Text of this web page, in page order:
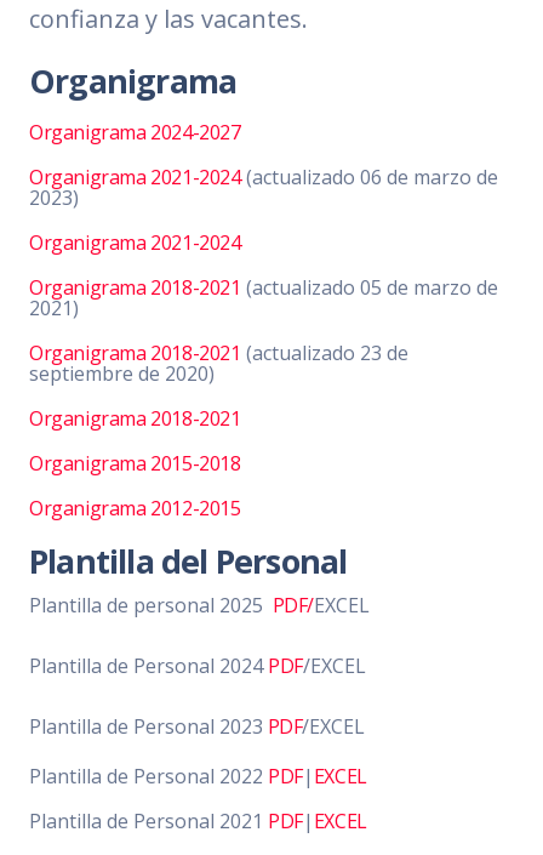
confianza y las vacantes.
Organigrama
Organigrama 2024-2027
Organigrama 2021-2024(actualizado 06 de marzo de
2023)
Organigrama 2021-2024
Organigrama 2018-2021 (actualizado 05 de marzo de
2021)
Organigrama 2018-2021 (actualizado 23 de
septiembre de 2020)
Organigrama 2018-2021
Organigrama 2015-2018
Organigrama 2012-2015
Plantilla del Personal
Plantilla de personal 2025 PDF/EXCEL
Plantilla de Personal 2024PDF/EXCEL
Plantilla de Personal 2023 PDF/EXCEL
Plantilla de Personal 2022 PDF| EXCEL
Plantilla de Personal 2021 PDF| EXCEL